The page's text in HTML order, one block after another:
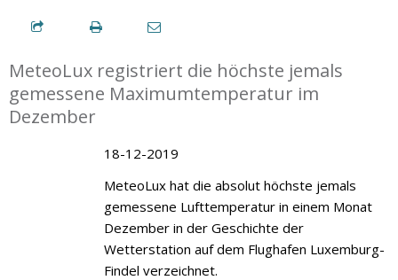
MeteoLux registriert die höchste jemals
gemessene Maximumtemperatur im
Dezember
18-12-2019
MeteoLux hat die absolut höchste jemals
gemessene Lufttemperatur in einem Monat
Dezember in der Geschichte der
Wetterstation auf dem Flughafen Luxemburg-
Findel verzeichnet.